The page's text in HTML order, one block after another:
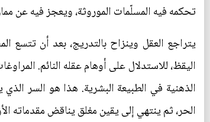
تحكمه فيه المسلّمات الموروثة، ويعجز فيه عن
يتراجع العقل وينزاح بالتدريج، بعد أن تتسع
اليقظ، للاستدلال على أوهام عقله النائم.
الذهنية في الطبيعة البشرية. هذا هو السر
الحر، ثم ينتهي إلى يقين مغلق يناقض مقدماته